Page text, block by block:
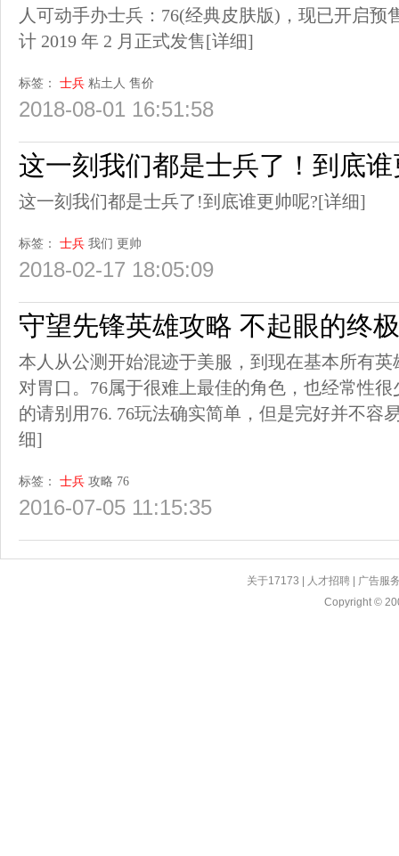
人可动手办士兵：76(经典皮肤版)，现已开启预
计 2019 年 2 月正式发售[详细]
标签： 士兵 粘土人 售价
2018-08-01 16:51:58
这一刻我们都是士兵了！到底
这一刻我们都是士兵了!到底谁更帅呢?[详细]
标签： 士兵 我们 更帅
2018-02-17 18:05:09
守望先锋英雄攻略 不起眼的终
本人从公测开始混迹于美服，到现在基本所有
对胃口。76属于很难上最佳的角色，也经常性
的请别用76. 76玩法确实简单，但是完好并不容
细]
标签： 士兵 攻略 76
2016-07-05 11:15:35
关于17173 人才招聘
广告服
Copyright ©